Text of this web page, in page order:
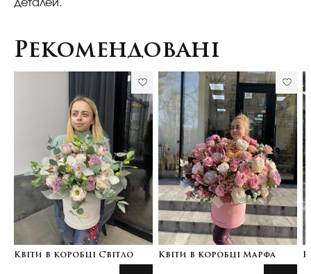
деталей.
Рекомендовані
Квіти в коробці Світло Квіти в коробці Марфа